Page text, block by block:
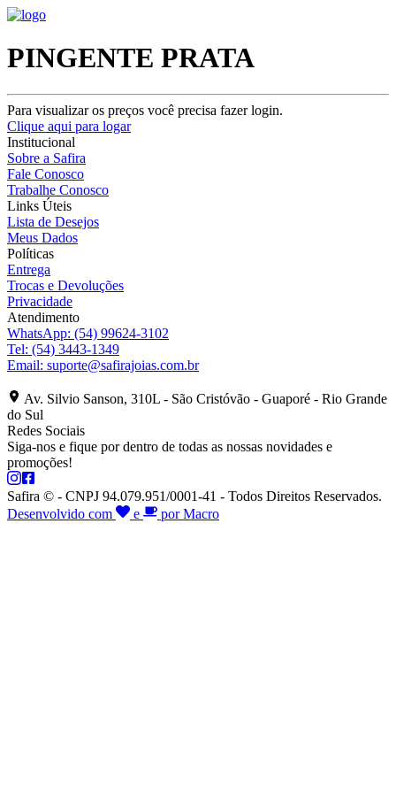
PINGENTE PRATA
Para visualizar os preços você precisa fazer login.
Clique aqui para logar
Institucional
Sobre a Safira
Fale Conosco
Trabalhe Conosco
Links Úteis
Lista de Desejos
Meus Dados
Políticas
Entrega
Trocas e Devoluções
Privacidade
Atendimento
WhatsApp: (54) 99624-3102
Tel: (54) 3443-1349
Email: suporte@safirajoias.com.br
Av. Silvio Sanson, 310L - São Cristóvão - Guaporé - Rio Grande
do Sul
Redes Sociais
Siga-nos e fique por dentro de todas as nossas novidades e
promoções!
Safira © - CNPJ 94.079.951/0001-41 - Todos Direitos Reservados.
Desenvolvido com
e por Macro